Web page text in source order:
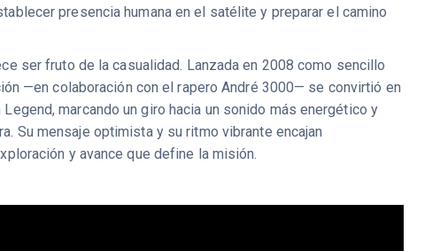
presencia humana en el satélite y preparar el camino
ser fruto de la casualidad. Lanzada en 2008 como sencillo
—en colaboración con el rapero André 3000— se convirtió en
marcando un giro hacia un sonido más energético y
Su mensaje optimista y su ritmo vibrante encajan
y avance que define la misión.